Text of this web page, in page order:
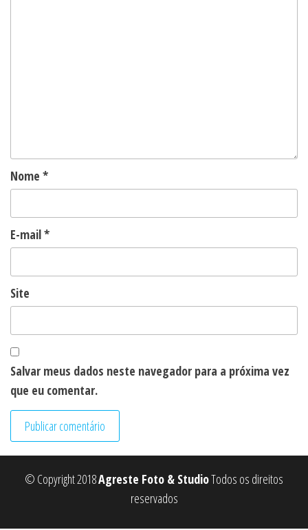
Nome *
E-mail*
Site
Salvar meus dados neste navegador para a próxima vez
que eu comentar.
© Copyright 2018Agreste Foto & StudioTodos os direitos
reservados